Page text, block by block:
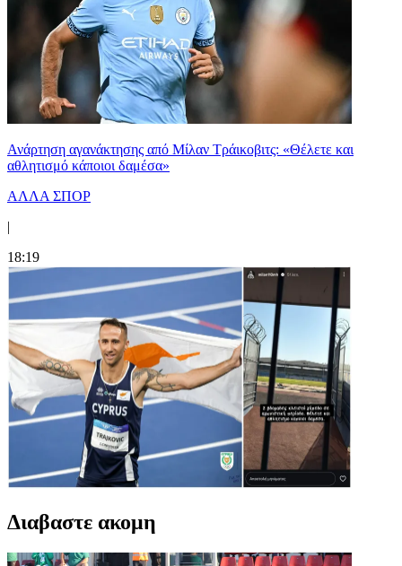
Ανάρτηση αγανάκτησης από Μίλαν Τράικοβιτς: «Θέλετε και
αθλητισμό κάποιοι δαμέσα»
ΑΛΛΑ ΣΠΟΡ
|
18:19
Διαβαστε ακομη